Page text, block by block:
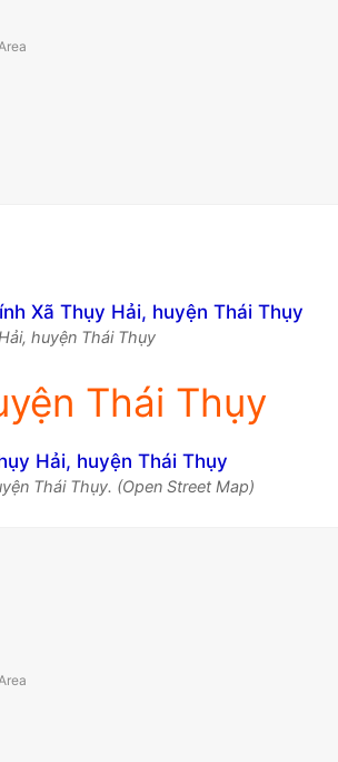
huyện Thái Thụy
Thái Thụy
Thái Thụy. (Open Street Map)